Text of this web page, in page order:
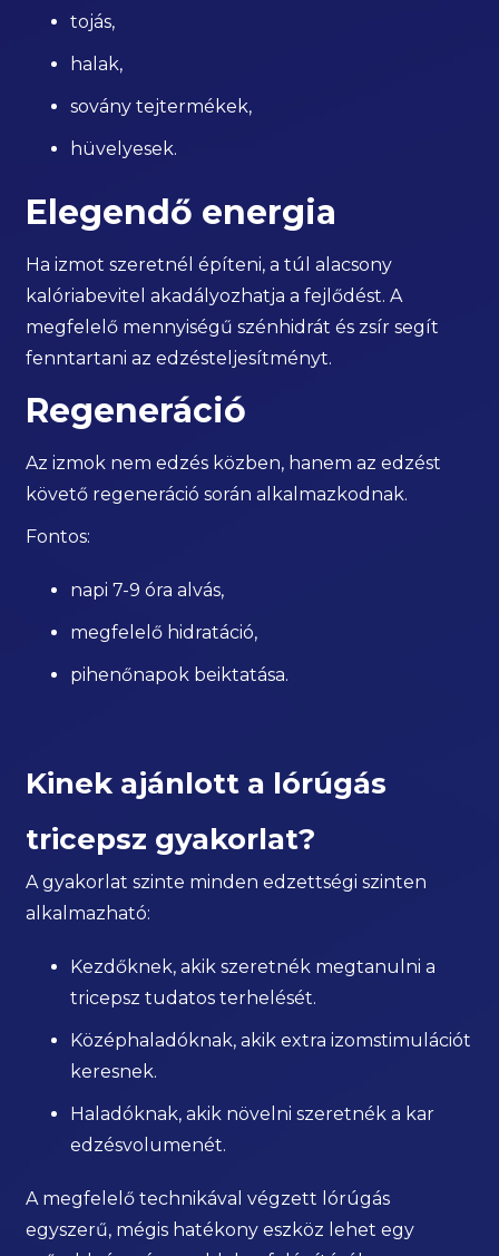
tojás,
halak,
sovány tejtermékek,
hüvelyesek.
Elegendő energia
Ha izmot szeretnél építeni, a túl alacsony
kalóriabevitel akadályozhatja a fejlődést. A
megfelelő mennyiségű szénhidrát és zsír segít
fenntartani az edzésteljesítményt.
Regeneráció
Az izmok nem edzés közben, hanem az edzést
követő regeneráció során alkalmazkodnak.
Fontos:
napi 7-9 óra alvás,
megfelelő hidratáció,
pihenőnapok beiktatása.
Kinek ajánlott a lórúgás
tricepsz gyakorlat?
A gyakorlat szinte minden edzettségi szinten
alkalmazható:
Kezdőknek, akik szeretnék megtanulni a
tricepsz tudatos terhelését.
Középhaladóknak, akik extra izomstimulációt
keresnek.
Haladóknak, akik növelni szeretnék a kar
edzésvolumenét.
A megfelelő technikával végzett lórúgás
egyszerű, mégis hatékony eszköz lehet egy